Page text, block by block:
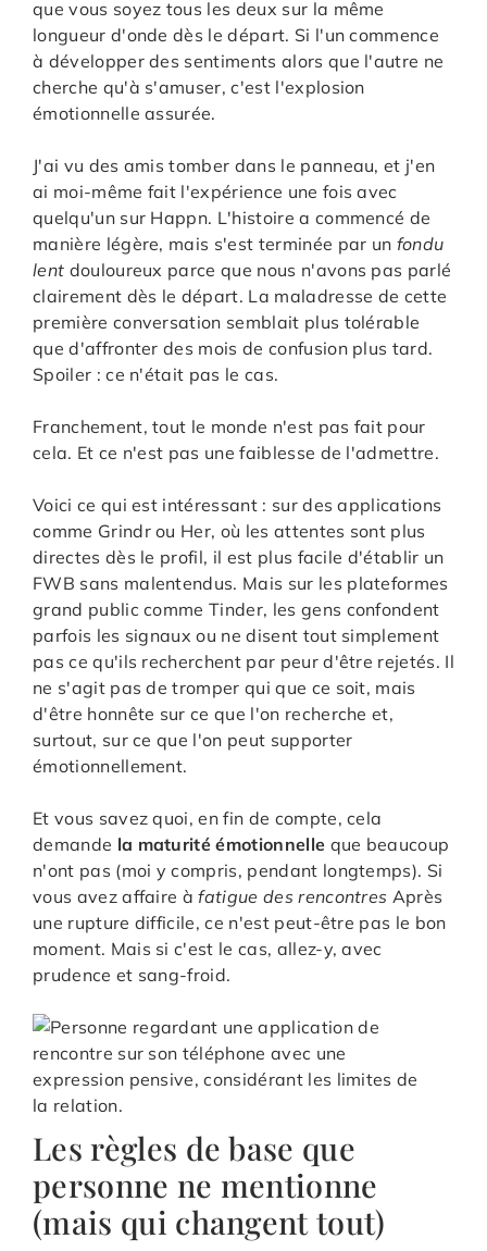
que vous soyez tous les deux sur la même
longueur d'onde dès le départ. Si l'un commence
à développer des sentiments alors que l'autre ne
cherche qu'à s'amuser, c'est l'explosion
émotionnelle assurée.
J'ai vu des amis tomber dans le panneau, et j'en
ai moi-même fait l'expérience une fois avec
quelqu'un sur Happn. L'histoire a commencé de
manière légère, mais s'est terminée par un fondu
lent douloureux parce que nous n'avons pas parlé
clairement dès le départ. La maladresse de cette
première conversation semblait plus tolérable
que d'affronter des mois de confusion plus tard.
Spoiler : ce n'était pas le cas.
Franchement, tout le monde n'est pas fait pour
cela. Et ce n'est pas une faiblesse de l'admettre.
Voici ce qui est intéressant : sur des applications
comme Grindr ou Her, où les attentes sont plus
directes dès le profil, il est plus facile d'établir un
FWB sans malentendus. Mais sur les plateformes
grand public comme Tinder, les gens confondent
parfois les signaux ou ne disent tout simplement
pas ce qu'ils recherchent par peur d'être rejetés. Il
ne s'agit pas de tromper qui que ce soit, mais
d'être honnête sur ce que l'on recherche et,
surtout, sur ce que l'on peut supporter
émotionnellement.
Et vous savez quoi, en fin de compte, cela
demande la maturité émotionnelle que beaucoup
n'ont pas (moi y compris, pendant longtemps). Si
vous avez affaire àfatigue des rencontres Après
une rupture difficile, ce n'est peut-être pas le bon
moment. Mais si c'est le cas, allez-y, avec
prudence et sang-froid.
Les règles de base que
personne ne mentionne
(mais qui changent tout)